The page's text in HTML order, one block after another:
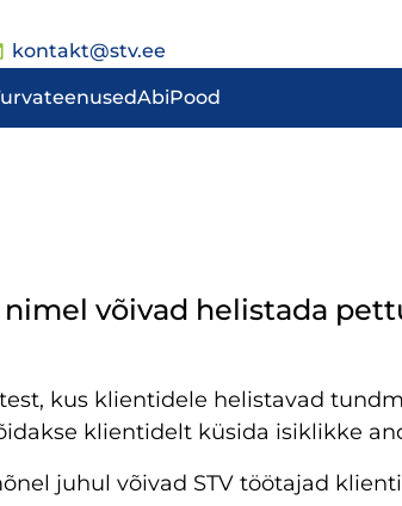
kontakt@stv.ee
AbiPood
võivad helistada
kus klientidele helistavad
klientidelt küsida isiklikke
juhul võivad STV töötajad